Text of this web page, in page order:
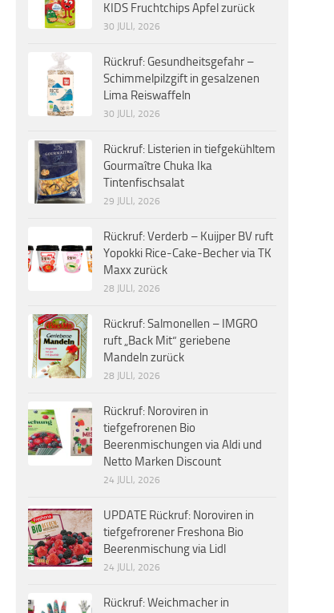
KIDS Fruchtchips Apfel zurück
30 JULI, 2026
Rückruf: Gesundheitsgefahr –
Schimmelpilzgift in gesalzenen
Lima Reiswaffeln
30 JULI, 2026
Rückruf: Listerien in tiefgekühltem
Gourmaître Chuka Ika
Tintenfischsalat
29 JULI, 2026
Rückruf: Verderb – Kuijper BV ruft
Yopokki Rice-Cake-Becher via TK
Maxx zurück
28 JULI, 2026
Rückruf: Salmonellen – IMGRO
ruft „Back Mit“ geriebene
Mandeln zurück
28 JULI, 2026
Rückruf: Noroviren in
tiefgefrorenen Bio
Beerenmischungen via Aldi und
Netto Marken Discount
24 JULI, 2026
UPDATE Rückruf: Noroviren in
tiefgefrorener Freshona Bio
Beerenmischung via Lidl
24 JULI, 2026
Rückruf: Weichmacher in